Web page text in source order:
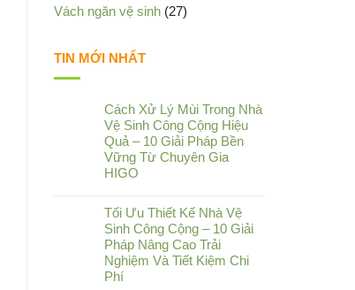
Vách ngăn vệ sinh (27)
TIN MỚI NHẤT
Cách Xử Lý Mùi Trong Nhà
Vệ Sinh Công Cộng Hiệu
Quả – 10 Giải Pháp Bền
Vững Từ Chuyên Gia
HIGO
Tối Ưu Thiết Kế Nhà Vệ
Sinh Công Cộng – 10 Giải
Pháp Nâng Cao Trải
Nghiệm Và Tiết Kiệm Chi
Phí